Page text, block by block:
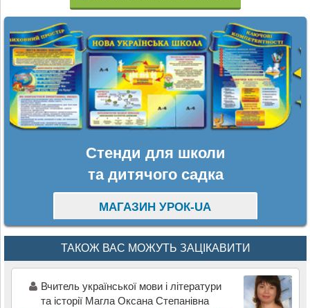
Стенди для школи
та дитячого садка
МАГАЗИН УРОК-UA
ТАКОЖ ВАС МОЖУТЬ ЗАЦІКАВИТИ
Вчитель української мови і літератури
та історії Магла Оксана Степанівна